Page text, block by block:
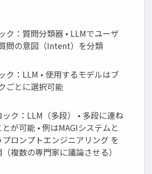
ク：質問分類器 • LLMでユーザ
問の意図（Intent）を分類
ク：LLM • 使用するモデルはブ
ごとに選択可能
ック：LLM（多段） • 多段に連ね
とが可能 • 例はMAGIシステムと
プロンプトエンジニアリング を
複数の専門家に議論させる）